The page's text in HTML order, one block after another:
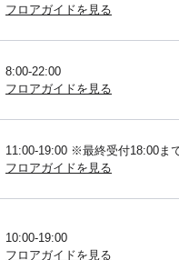
フロアガイドを見る
8:00-22:00
フロアガイドを見る
11:00-19:00 ※最終受付18:00ま
フロアガイドを見る
10:00-19:00
フロアガイドを見る